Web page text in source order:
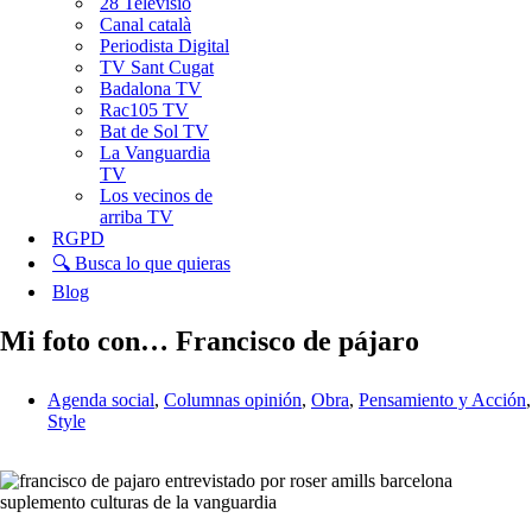
Canal català
Periodista Digital
TV Sant Cugat
Badalona TV
Rac105 TV
Bat de Sol TV
La Vanguardia
TV
Los vecinos de
arriba TV
RGPD
🔍 Busca lo que quieras
Blog
Mi foto con… Francisco de pájaro
Agenda social, Columnas opinión, Obra, Pensamiento y Acción,
Style